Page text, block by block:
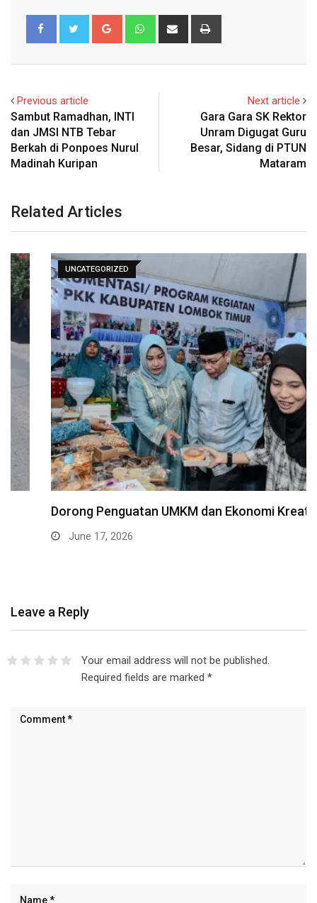
Google+ WhatsappShare
Previous article
Sambut Ramadhan, INTI
dan JMSI NTB Tebar
Berkah di Ponpoes Nurul
Madinah Kuripan
Next article
Gara Gara SK Rektor
Unram Digugat Guru
Besar, Sidang di PTUN
Mataram
Related Articles
UNCATEGORIZED
Dorong Penguatan UMKM dan Ekonomi Kreatif
June 17, 2026
Leave a Reply
Your email address will not be published.
Required fields are marked *